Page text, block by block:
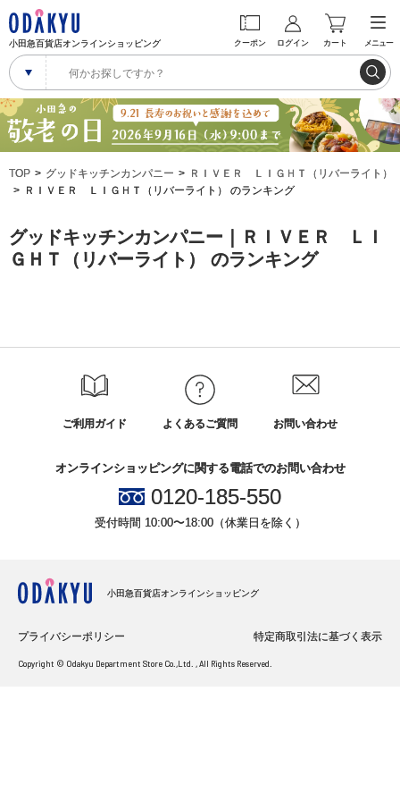
小田急百貨店オンラインショッピング クーポン ログイン カート メニュー
TOP グッドキッチンカンパニー
ＲＩＶＥＲ ＬＩＧＨＴ（リバーライト）
ＲＩＶＥＲ ＬＩＧＨＴ（リバーライト） のランキング
グッドキッチンカンパニー｜ＲＩＶＥＲ ＬＩ
ＧＨＴ（リバーライト） のランキング
ご利用ガイド よくあるご質問 お問い合わせ
オンラインショッピングに関する電話でのお問い合わせ
0120-185-550
受付時間 10:00〜18:00（休業日を除く）
小田急百貨店オンラインショッピング
プライバシーポリシー 特定商取引法に基づく表示
Copyright © Odakyu Department Store Co.,Ltd. , All Rights Reserved.